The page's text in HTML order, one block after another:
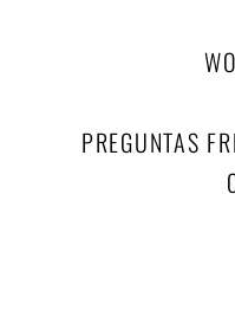
PREGUNTAS